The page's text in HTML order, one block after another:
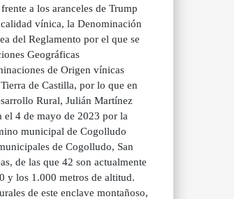
a los aranceles de Trump
vínica, la Denominación
del Reglamento por el que se
Geográficas
de Origen vínicas
de Castilla, por lo que en
Rural, Julián Martínez
el 4 de mayo de 2023 por la
municipal de Cogolludo
de Cogolludo, San
de las que 42 son actualmente
y los 1.000 metros de altitud.
de este enclave montañoso,